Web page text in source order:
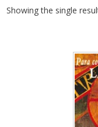
Showing the single